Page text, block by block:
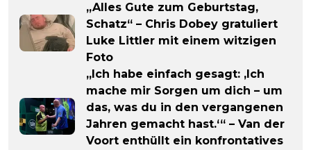
„Alles Gute zum Geburtstag,
Schatz“ – Chris Dobey gratuliert
Luke Littler mit einem witzigen
Foto
„Ich habe einfach gesagt: ‚Ich
mache mir Sorgen um dich – um
das, was du in den vergangenen
Jahren gemacht hast.‘“ – Van der
Voort enthüllt ein konfrontatives